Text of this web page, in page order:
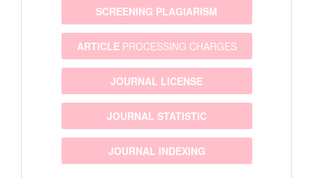
SCREENING PLAGIARISM
ARTICLEPROCESSING CHARGES
JOURNAL LICENSE
JOURNAL STATISTIC
JOURNAL INDEXING